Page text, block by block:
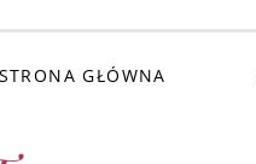
STRONA GŁÓWNA